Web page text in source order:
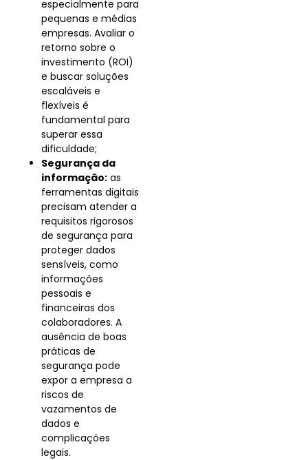
especialmente para
pequenas e médias
empresas. Avaliar o
retorno sobre o
investimento (ROI)
e buscar soluções
escaláveis e
flexíveis é
fundamental para
superar essa
dificuldade;
Segurança da
informação: as
ferramentas digitais
precisam atender a
requisitos rigorosos
de segurança para
proteger dados
sensíveis, como
informações
pessoais e
financeiras dos
colaboradores. A
ausência de boas
práticas de
segurança pode
expor a empresa a
riscos de
vazamentos de
dados e
complicações
legais.